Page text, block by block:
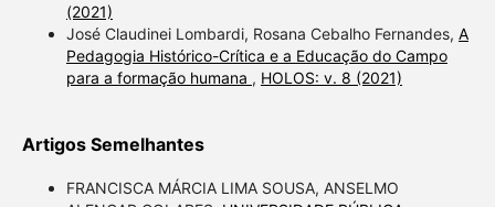
(2021)
José Claudinei Lombardi, Rosana Cebalho Fernandes, A
Pedagogia Histórico-Crítica e a Educação do Campo
para a formação humana , HOLOS: v. 8 (2021)
Artigos Semelhantes
FRANCISCA MÁRCIA LIMA SOUSA, ANSELMO